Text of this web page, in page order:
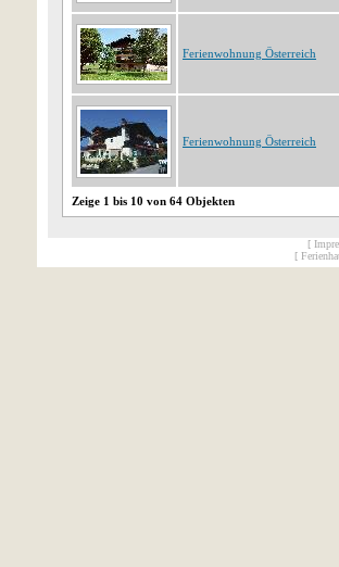
Ferienwohnung Österreich
Ferienwohnung Österreich
Zeige 1 bis 10 von 64 Objekten
[
[